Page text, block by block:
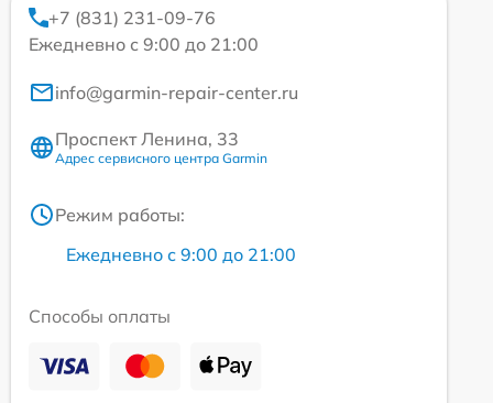
+7 (831) 231-09-76
Ежедневно с 9:00 до 21:00
info@garmin-repair-center.ru
Проспект Ленина, 33
Адрес сервисного центра Garmin
Режим работы:
Ежедневно с 9:00 до 21:00
Способы оплаты